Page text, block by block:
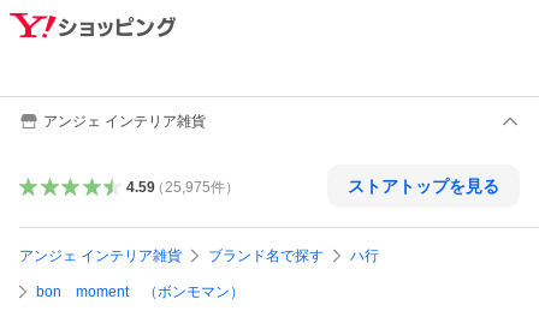
アンジェ インテリア雑貨
4.59（ 25,975件） ストアトップを見る
アンジェ インテリア雑貨 ブランド名で探す ハ行
bon moment （ボンモマン）